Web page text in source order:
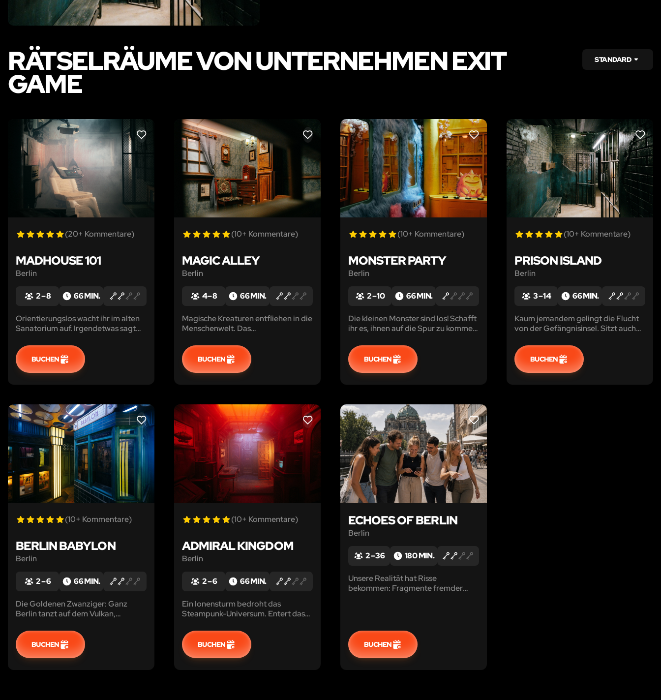
RÄTSELRÄUME VON UNTERNEHMEN EXIT
GAME
STANDARD
LIKE
(20+ Kommentare)
MADHOUSE 101
Berlin
2 – 8 66 MIN.
Orientierungslos wacht ihr im alten
Sanatorium auf. Irgendetwas sagt
BUCHEN
LIKE
(10+ Kommentare)
MAGIC ALLEY
Berlin
4 – 8 66 MIN.
Magische Kreaturen entfliehen in die
Menschenwelt. Das
euch: Wer steckt hinter dem Chaos?
BUCHEN
LIKE
(10+ Kommentare)
MONSTER PARTY
Berlin
2 – 10 66 MIN.
Die kleinen Monster sind los! Schafft
ihr es, ihnen auf die Spur zu kommen
bringen?
BUCHEN
LIKE
(10+ Kommentare)
PRISON ISLAND
Berlin
3 – 14 66 MIN.
Kaum jemandem gelingt die Flucht
von der Gefängnisinsel. Sitzt auch
BUCHEN
LIKE
(10+ Kommentare)
BERLIN BABYLON
Berlin
2 – 6 66 MIN.
Die Goldenen Zwanziger: Ganz
Berlin tanzt auf dem Vulkan,
Polizeipräsidium aufdeckt.
BUCHEN
LIKE
(10+ Kommentare)
ADMIRAL KINGDOM
Berlin
2 – 6 66 MIN.
Ein Ionensturm bedroht das
Steampunk-Universum. Entert das
ins Auge des Sturms!
BUCHEN
LIKE
ECHOES OF BERLIN
Berlin
2 – 36 180 MIN.
Unsere Realität hat Risse
bekommen: Fragmente fremder
BUCHEN